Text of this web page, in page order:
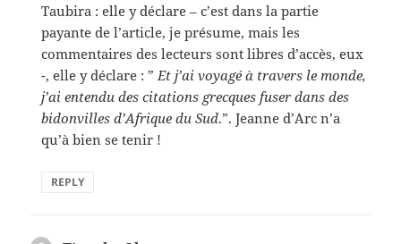
Taubira : elle y déclare – c’est dans la partie
payante de l’article, je présume, mais les
commentaires des lecteurs sont libres d’accès, eux
-, elle y déclare : ”Et j’ai voyagé à travers le monde,
j’ai entendu des citations grecques fuser dans des
bidonvilles d’Afrique du Sud.”. Jeanne d’Arc n’a
qu’à bien se tenir !
REPLY